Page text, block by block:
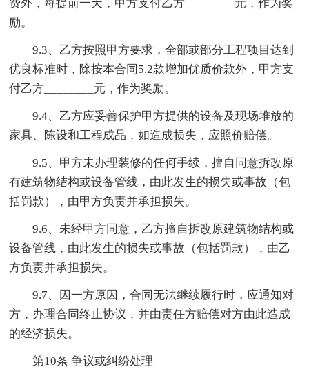
费外，每提前一天，甲方支付乙方________元，作为奖
励。
9.3、乙方按照甲方要求，全部或部分工程项目达到
优良标准时，除按本合同5.2款增加优质价款外，甲方支
付乙方________元，作为奖励。
9.4、乙方应妥善保护甲方提供的设备及现场堆放的
家具、陈设和工程成品，如造成损失，应照价赔偿。
9.5、甲方未办理装修的任何手续，擅自同意拆改原
有建筑物结构或设备管线，由此发生的损失或事故（包
括罚款），由甲方负责并承担损失。
9.6、未经甲方同意，乙方擅自拆改原建筑物结构或
设备管线，由此发生的损失或事故（包括罚款），由乙
方负责并承担损失。
9.7、因一方原因，合同无法继续履行时，应通知对
方，办理合同终止协议，并由责任方赔偿对方由此造成
的经济损失。
第10条 争议或纠纷处理